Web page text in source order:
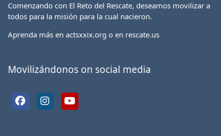
Comenzando con El Reto del Rescate, deseamos movilizar a
todos para la misión para la cual nacieron.
Aprenda más en actsxxix.org o en rescate.us
Movilizándonos on social media